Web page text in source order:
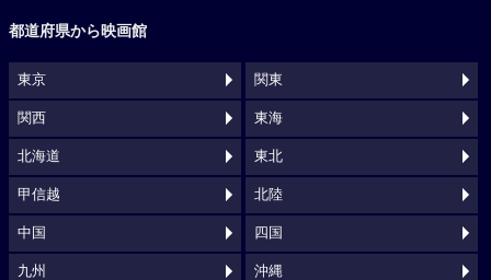
都道府県から映画館
東京 関東
関西 東海
北海道 東北
甲信越 北陸
中国 四国
九州 沖縄